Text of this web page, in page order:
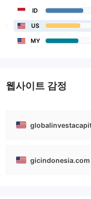
ID
US
MY
웹사이트 감정
gicindonesia.com